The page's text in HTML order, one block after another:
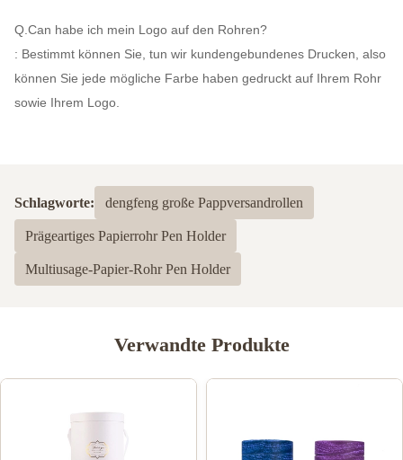
Q.Can habe ich mein Logo auf den Rohren?
: Bestimmt können Sie, tun wir kundengebundenes Drucken, also
können Sie jede mögliche Farbe haben gedruckt auf Ihrem Rohr
sowie Ihrem Logo.
Schlagworte: dengfeng große Pappversandrollen
Prägeartiges Papierrohr Pen Holder
Multiusage-Papier-Rohr Pen Holder
Verwandte Produkte